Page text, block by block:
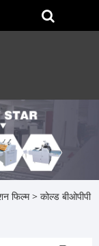
फिल्म> कोल्ड बीओपीपी